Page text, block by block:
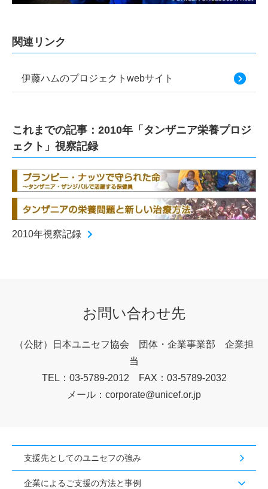
関連リンク
伊藤ハムのプロジェクトwebサイト
これまでの記事：2010年「タンザニア栄養プロジ
ェクト」視察記録
2010年視察記録
お問い合わせ先
（公財）日本ユニセフ協会
団体・企業事業部 企業担
当
TEL：03-5789-2012 FAX：03-5789-2032
メール：corporate@unicef.or.jp
支援先としてのユニセフの強み
企業によるご支援の方法と事例